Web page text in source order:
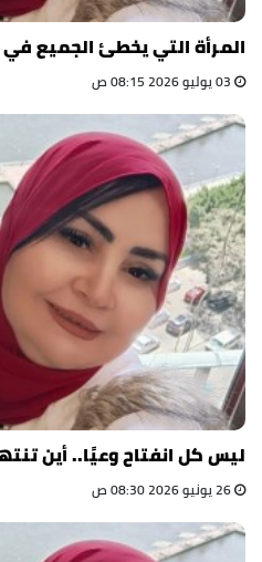
المرأة التي يخطئ الجميع في
ليس كل انفتاح وعيًا.. أين